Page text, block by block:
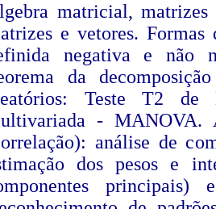
matricial, matrizes
e vetores.
negativa e não
da
Teste T2 de
- MANOVA.
análise de
dos pesos e
principais)